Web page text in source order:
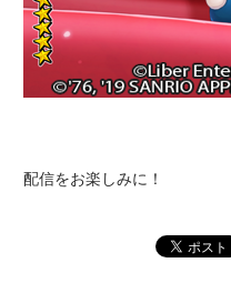
配信をお楽しみに！